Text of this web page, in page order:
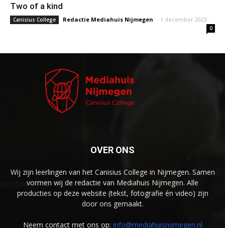
Two of a kind
Canisius College Redactie Mediahuis Nijmegen - 1 december 2023
0
OVER ONS
Wij zijn leerlingen van het Canisius College in Nijmegen. Samen
vormen wij de redactie van Mediahuis Nijmegen. Alle
producties op deze website (tekst, fotografie én video) zijn
door ons gemaakt.
Neem contact met ons op: info@mediahuisnijmegen.nl